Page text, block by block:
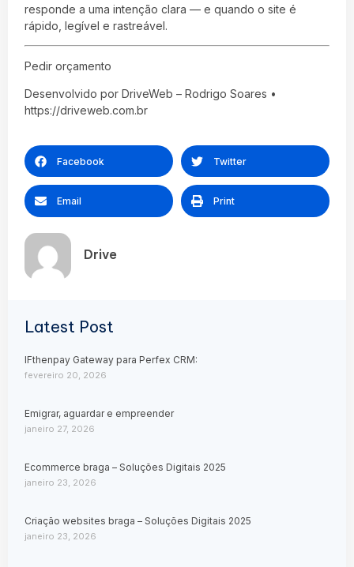
responde a uma intenção clara — e quando o site é
rápido, legível e rastreável.
Pedir orçamento
Desenvolvido por DriveWeb – Rodrigo Soares •
https://driveweb.com.br
Facebook Twitter
Email Print
Drive
Latest Post
IFthenpay Gateway para Perfex CRM:
fevereiro 20, 2026
Emigrar, aguardar e empreender
janeiro 27, 2026
Ecommerce braga – Soluções Digitais 2025
janeiro 23, 2026
Criação websites braga – Soluções Digitais 2025
janeiro 23, 2026